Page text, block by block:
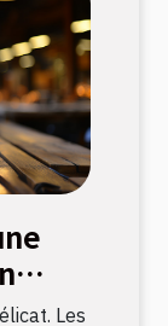
Les